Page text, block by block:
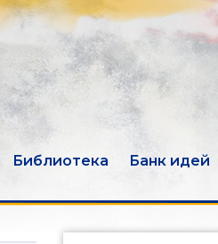
Библиотека Банк идей